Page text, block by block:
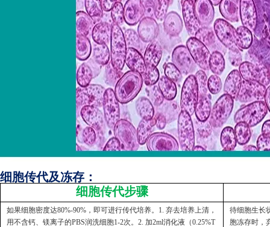
细胞传代及冻存：
细胞传代步骤
如果细胞密度达80%-90%，即可进行传代培养。1. 弃去培养上清，
用不含钙、镁离子的PBS润洗细胞1-2次。2. 加2ml消化液（0.25%T
待细胞生长
胞冻存时，